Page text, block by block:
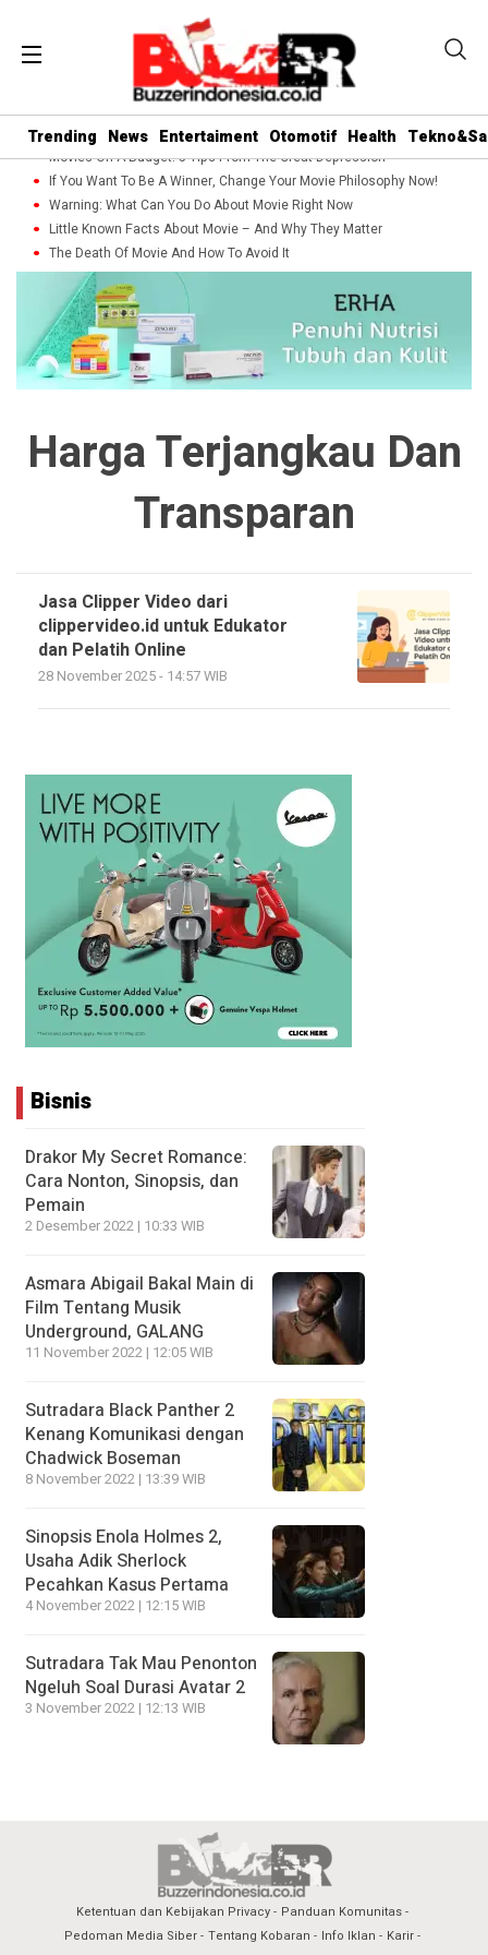
Trending News Entertaiment Otomotif Health
Movies On A Budget: 5 Tips From The Great Depression
If You Want To Be A Winner, Change Your Movie Philosophy Now!
Warning: What Can You Do About Movie Right Now
Little Known Facts About Movie – And Why They Matter
The Death Of Movie And How To Avoid It
Harga Terjangkau Dan
Transparan
Jasa Clipper Video dari
clippervideo.id untuk Edukator
dan Pelatih Online
28 November 2025 - 14:57 WIB
Bisnis
Drakor My Secret Romance:
Cara Nonton, Sinopsis, dan
Pemain
2 Desember 2022 | 10:33 WIB
Asmara Abigail Bakal Main di
Film Tentang Musik
Underground, GALANG
11 November 2022 | 12:05 WIB
Sutradara Black Panther 2
Kenang Komunikasi dengan
Chadwick Boseman
8 November 2022 | 13:39 WIB
Sinopsis Enola Holmes 2,
Usaha Adik Sherlock
Pecahkan Kasus Pertama
4 November 2022 | 12:15 WIB
Sutradara Tak Mau Penonton
Ngeluh Soal Durasi Avatar 2
3 November 2022 | 12:13 WIB
Ketentuan dan Kebijakan Privacy
Panduan Komunitas
Pedoman Media Siber
Tentang Kobaran Info Iklan
Karir